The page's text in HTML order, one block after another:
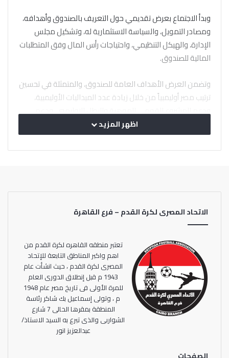
وبدأ الاجتماع بعرض تقديمي حول التعريف بالصندوق وأهدافه،
ومصادر التمويل، والسياسة الاستثمارية له، وتشكيل مجلس
الإدارة، والهيكل التنظيمي، واحتياجات رأس المال وفق المتطلبات
المالية للصندوق.
وتضمن العرض الأهداف العامة للصندوق، والمتمثلة في تحسين
ترتيب مصر أوليمبياً من خلال زيادة عدد الميداليات الأوليمبية،
ودعم المشروع القومي للموهبة والبطل الاوليمبي، ودعم
ورعاية المنتخبات والفرق القومية المؤهلة لدورات الألعاب
الأوليمبية، ودعم المشروعات القومية للياقة البدنية والصحة
العامة.
المنظومة الرياضية، وتنسيق وزارة الشباب والرياضة مع اللجنة
البطولات الدولية، وتوفير المناخ المناسب لهم لتحقيق الإنجازات،
وذلك في ضوء توجيهات السيد الرئيس عبد الفتاح السيسى رئيس
الجمهورية بالاهتمام بالرياضة، وتحقيق الريادة العالمية للرياضة
المصرية
وأوضح الوزير أن صندوق الرياضة المصري يعد استثماراً خيرياً
وطنياً ، وسيكون له دور كبير مستقبلاً في رعاية ودعم اللاعبين،
وتلبية كافة احتياجاتهم، مشيراً إلى ضرورة وضع خطة عامة توضح
آليات تعظيم موارد الصندوق المالية، وتحقيق الاستدامة لها،
اظهر المزيد
الاتحاد المصرى لكرة القدم – فرع القاهرة
تعتبر منطقه القاهره لكرة القدم من
اهم واكبر المناطق التابعة للإتحاد
المصرى لكرة القدم ، حيث انشأت عام
1943 م قبل إنطلاق الدورى العام
للمرة الأولى فى تاريخ مصر عام 1948
م ، وتولى إسماعيل بك شاكر رئاسة
المنطقة بمقرها الحالى 7 شارع
الشواربى والذى تبرع به السيد الاستاذ/
عبدالعزيز انور